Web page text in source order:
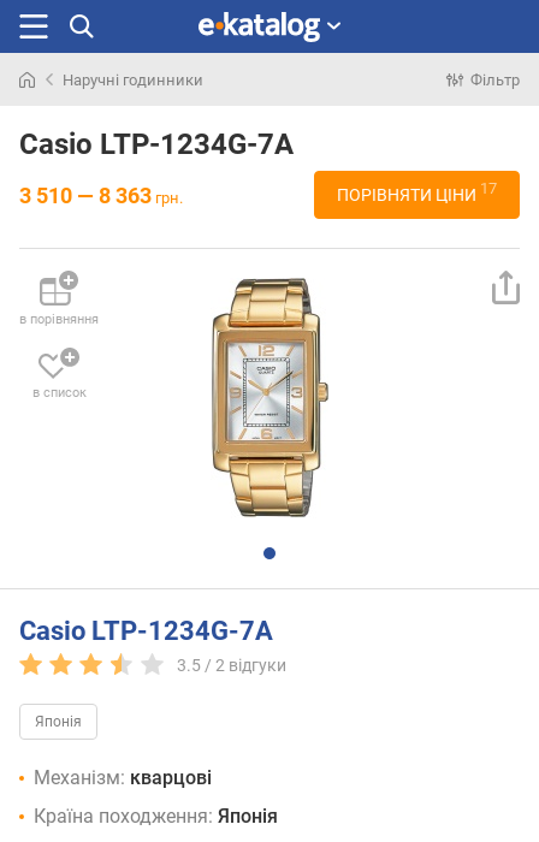
раніше
Наручні годинники Фільтр
Casio LTP-1234G-7A
3 510 — 8 363 грн. ПОРІВНЯТИ ЦІНИ 17
в порівняння
в список
Casio LTP-1234G-7A
3.5 /2 відгуки
Японія
Механізм: кварцові
Країна походження: Японія